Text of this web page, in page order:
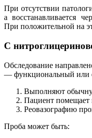
При отсутствии
а восстанавливается
При положительной на
С
Обследование
— функциональный или
Выполняют
Пациент помещает
Реовазографию
Проба может быть: